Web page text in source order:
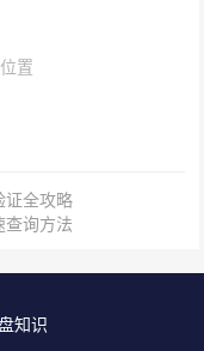
置
证全攻略
询方法
知识